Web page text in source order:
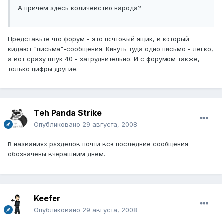
А причем здесь количевство народа?
Представьте что форум - это почтовый ящик, в который
кидают "письма"-сообщения. Кинуть туда одно письмо - легко,
а вот сразу штук 40 - затруднительно. И с форумом также,
только цифры другие.
Teh Panda Strike
Опубликовано 29 августа, 2008
В названиях разделов почти все последние сообщения
обозначены вчерашним днем.
Keefer
Опубликовано 29 августа, 2008